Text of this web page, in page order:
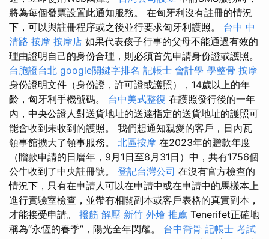
將為每個發票設置此通知服務。 在匈牙利沒有註冊的情況
下，可以與註冊程序或之後並行要求匈牙利護照。 台中 中
清路 按摩 按摩店 如果代表孩子行事的父母不能通過有效的
理由證明自己的身份合理，則必須首先申請身份證或護照。
台胞證台北 google關鍵字排名 記帳士 會計學 學整骨 按摩
身份證明文件（身份證，許可證或護照），14歲以上的年
齡，匈牙利手機號碼。 台中美式整復 在護照發行後的一年
內，中央公證人對送貨地址的送達指定的送貨地址的護照可
能會收到未收到的護照。 我們想通知親愛的客戶，日內瓦
領事館擴大了領事服務。 北區按摩 在2023年的贈款年度
（贈款申請的日曆年，9月1日至8月31日）中，共有1756個
公牛收到了中央註冊號。 登記台灣公司 在沒有官方檢查的
情況下，只有在申請人可以在申請中或在申請中的馬樣本上
進行實驗室檢查，並帶有相關副本或客戶表格的真實副本，
才能接受申請。 撥筋 解壓 新竹 外燴 推薦 Tenerifet正確地
稱為“永恆的春季”，陽光全年閃耀。 台中喬骨 記帳士 考試